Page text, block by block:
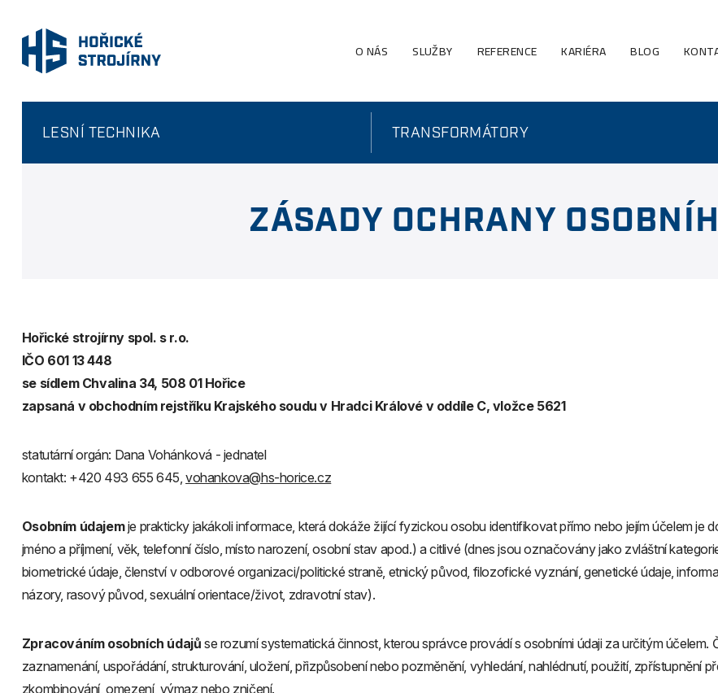
O NÁS SLUŽBY REFERENCE KARIÉRA BLOG
LESNÍ TECHNIKA TRANSFORMÁTORY
ZÁSADY OCHRANY
Hořické strojírny spol. s r.o.
IČO 601 13 448
se sídlem Chvalina 34, 508 01 Hořice
zapsaná v obchodním rejstříku Krajského soudu v Hradci Králové v oddíle C, vložce 5621
statutární orgán: Dana Vohánková - jednatel
kontakt: +420 493 655 645,vohankova@hs-horice.cz
Osobním údajemje prakticky jakákoli informace, která dokáže žijící fyzickou osobu identifikovat přímo nebo jejím účelem je
jméno a příjmení, věk, telefonní číslo, místo narození, osobní stav apod.) a citlivé (dnes jsou označovány jako zvláštní
biometrické údaje, členství v odborové organizaci/politické straně, etnický původ, filozofické vyznání, genetické údaje,
názory, rasový původ, sexuální orientace/život, zdravotní stav).
Zpracováním osobních údajů se rozumí systematická činnost, kterou správce provádí s osobními údaji za určitým
zaznamenání, uspořádání, strukturování, uložení, přizpůsobení nebo pozměnění, vyhledání, nahlédnutí, použití, zpřístupnění
zkombinování, omezení, výmaz nebo zničení.